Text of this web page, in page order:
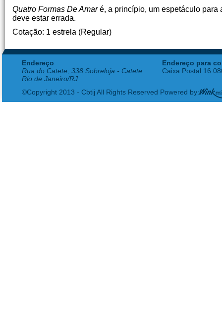
Quatro Formas De Amaré, a princípio, um espetáculo para
deve estar errada.
Cotação: 1 estrela (Regular)
Endereço
Rua do Catete, 338 Sobreloja - Catete
Rio de Janeiro/RJ
Endereço para
Caixa Postal
©Copyright 2013 - Cbtij All Rights Reserved Powered by: